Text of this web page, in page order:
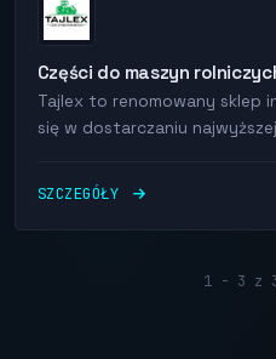
Części do maszyn
Tajlex to renomowany sklep
się w dostarczaniu
SZCZEGÓŁY
1 - 3 z